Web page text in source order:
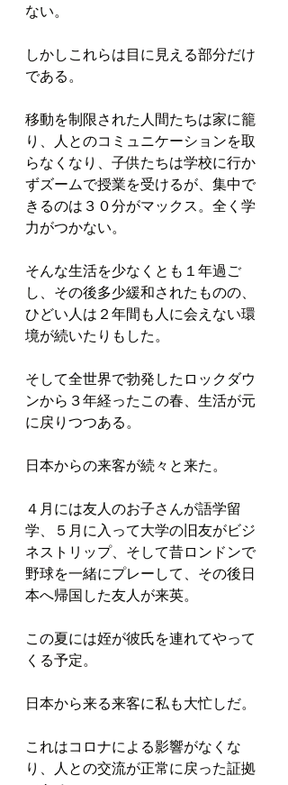
ない。
しかしこれらは目に見える部分だけ
である。
移動を制限された人間たちは家に籠
り、人とのコミュニケーションを取
らなくなり、子供たちは学校に行か
ずズームで授業を受けるが、集中で
きるのは３０分がマックス。全く学
力がつかない。
そんな生活を少なくとも１年過ご
し、その後多少緩和されたものの、
ひどい人は２年間も人に会えない環
境が続いたりもした。
そして全世界で勃発したロックダウ
ンから３年経ったこの春、生活が元
に戻りつつある。
日本からの来客が続々と来た。
４月には友人のお子さんが語学留
学、５月に入って大学の旧友がビジ
ネストリップ、そして昔ロンドンで
野球を一緒にプレーして、その後日
本へ帰国した友人が来英。
この夏には姪が彼氏を連れてやって
くる予定。
日本から来る来客に私も大忙しだ。
これはコロナによる影響がなくな
り、人との交流が正常に戻った証拠